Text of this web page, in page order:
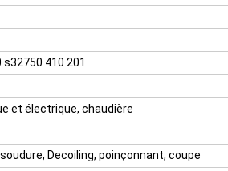
s32750 410 201
et électrique, chaudière
Decoiling, poinçonnant, coupe